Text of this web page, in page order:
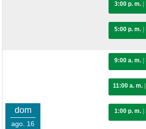
3:00 p. m.
5:00 p. m.
dom
ago. 16
9:00 a. m.
11:00 a. m.
1:00 p. m.